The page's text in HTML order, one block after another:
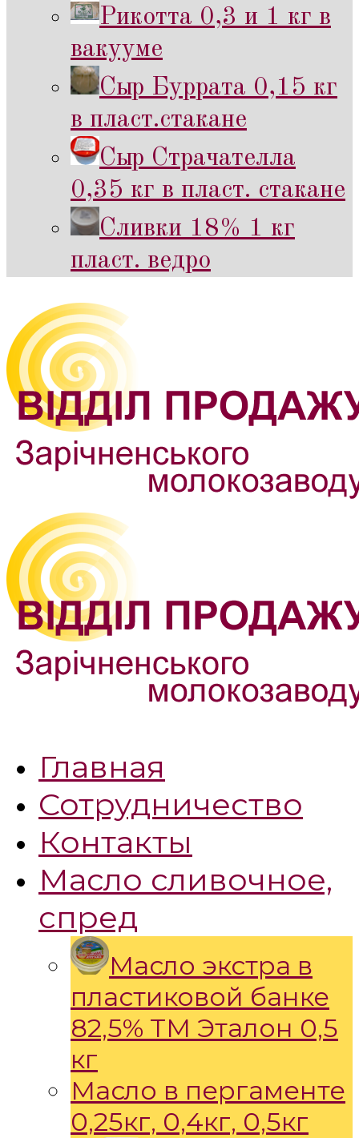
Рикотта 0,3 и 1 кг в
вакууме
Сыр Буррата 0,15 кг
в пласт.стакане
Сыр Страчателла
0,35 кг в пласт. стакане
Сливки 18% 1 кг
пласт. ведро
Главная
Сотрудничество
Контакты
Масло сливочное,
спред
Масло экстра в
пластиковой банке
82,5% ТМ Эталон 0,5
кг
Масло в пергаменте
0,25кг, 0,4кг, 0,5кг